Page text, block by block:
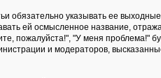
обязательно указывать ее
ей осмысленное название,
пожалуйста!", "У меня проблема!"
и модераторов,